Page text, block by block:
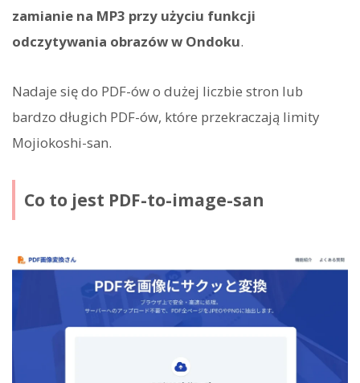
zamianie na MP3 przy użyciu funkcji
odczytywania obrazów w Ondoku.
Nadaje się do PDF-ów o dużej liczbie stron lub
bardzo długich PDF-ów, które przekraczają limity
Mojiokoshi-san.
Co to jest PDF-to-image-san